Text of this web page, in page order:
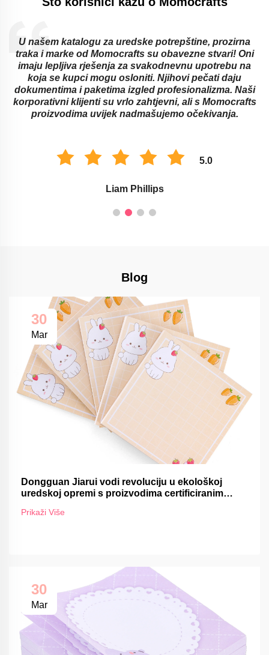
U našem katalogu za uredske potrepštine, prozirna
traka i marke od Momocrafts su obavezne stvari! Oni
imaju lepljiva rješenja za svakodnevnu upotrebu na
koja se kupci mogu osloniti. Njihovi pečati daju
dokumentima i paketima izgled profesionalizma. Naši
korporativni klijenti su vrlo zahtjevni, ali s Momocrafts
proizvodima uvijek nadmašujemo očekivanja.
5.0
Liam Phillips
Blog
30
Mar
Dongguan Jiarui vodi revoluciju u ekološkoj
uredskoj opremi s proizvodima certificiranim
Prikaži Više
30
Mar